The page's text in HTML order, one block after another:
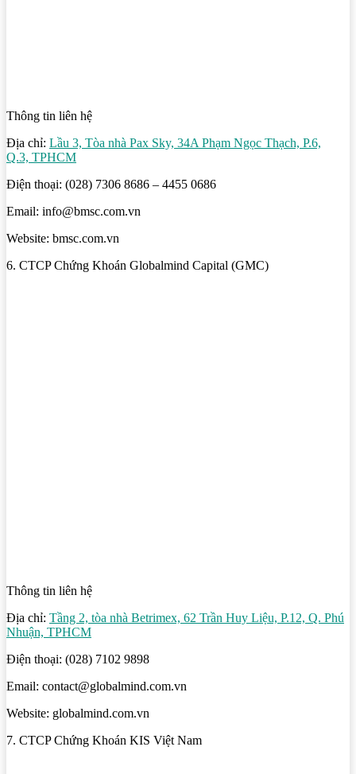
Thông tin liên hệ
Địa chỉ: Lầu 3, Tòa nhà Pax Sky, 34A Phạm Ngọc Thạch, P.6,
Q.3, TPHCM
Điện thoại: (028) 7306 8686 – 4455 0686
Email: info@bmsc.com.vn
Website: bmsc.com.vn
6. CTCP Chứng Khoán Globalmind Capital (GMC)
Thông tin liên hệ
Địa chỉ: Tầng 2, tòa nhà Betrimex, 62 Trần Huy Liệu, P.12, Q. Phú
Nhuận, TPHCM
Điện thoại: (028) 7102 9898
Email: contact@globalmind.com.vn
Website: globalmind.com.vn
7. CTCP Chứng Khoán KIS Việt Nam